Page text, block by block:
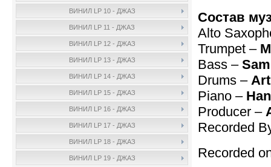
ВИНИЛ LP 10 - ДЖАЗ
ВИНИЛ LP 11 - ДЖАЗ
ВИНИЛ LP 12 - ДЖАЗ
ВИНИЛ LP 13 - ДЖАЗ
ВИНИЛ LP 14 - ДЖАЗ
ВИНИЛ LP 15 - ДЖАЗ
ВИНИЛ LP 16 - ДЖАЗ
ВИНИЛ LP 17 - ДЖАЗ
ВИНИЛ LP 18 - ДЖАЗ
ВИНИЛ LP 19 - ДЖАЗ
Состав
Alto
Trumpet –
Bass –
Drums –
Piano –
Producer –
Recorded
Recorded